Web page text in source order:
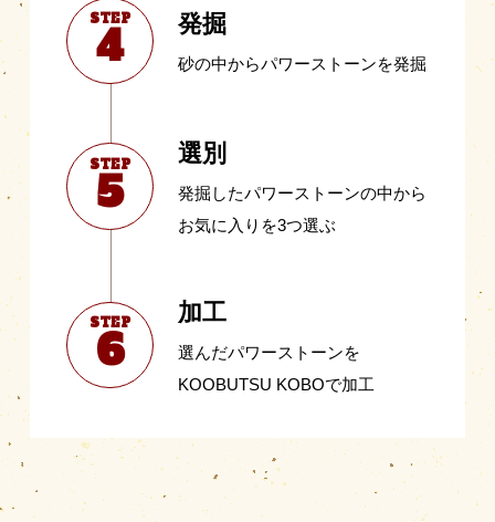
STEP
4 発掘
砂の中からパワーストーンを発掘
STEP
5
選別
発掘したパワーストーンの中から
お気に入りを3つ選ぶ
STEP
6
加工
選んだパワーストーンを
KOOBUTSU KOBOで加工